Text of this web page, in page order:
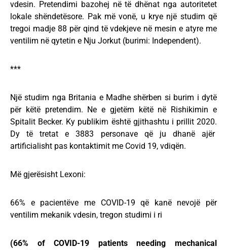
vdesin. Pretendimi bazohej në të dhënat nga autoritetet
lokale shëndetësore. Pak më vonë, u krye një studim që
tregoi madje 88 për qind të vdekjeve në mesin e atyre me
ventilim në qytetin e Nju Jorkut (burimi: Independent).
***
Një studim nga Britania e Madhe shërben si burim i dytë
për këtë pretendim. Ne e gjetëm këtë në Rishikimin e
Spitalit Becker. Ky publikim është gjithashtu i prillit 2020.
Dy të tretat e 3883 personave që ju dhanë ajër
artificialisht pas kontaktimit me Covid 19, vdiqën.
Më gjerësisht Lexoni:
66% e pacientëve me COVID-19 që kanë nevojë për
ventilim mekanik vdesin, tregon studimi i ri
(66% of COVID-19 patients needing mechanical